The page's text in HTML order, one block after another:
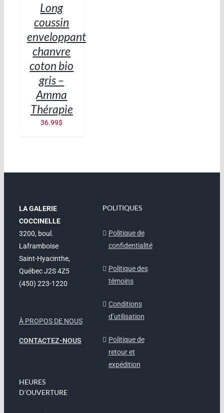
DÉTAILSLong
coussin
enveloppant
chanvre
coton bio
gris –
Amma
Thérapie
36.99$
LA GALERIE
COCCINELLE
3200, boul.
Laframboise
Saint-Hyacinthe,
Québec J2S 4Z5
(450) 223-1220
À PROPOS DE NOUS
CONTACTEZ-NOUS
POLITIQUES
Politique de
confidentialité
Politique des
témoins
Conditions
d’utilisation
Politique de
retour et
expédition
HEURES
D’OUVERTURE